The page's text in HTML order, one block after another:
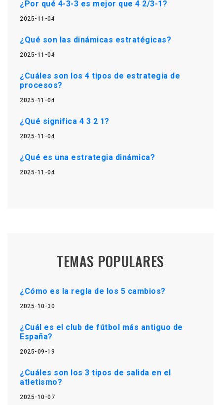
¿Por qué 4-3-3 es mejor que 4 2/3-1?
2025-11-04
¿Qué son las dinámicas estratégicas?
2025-11-04
¿Cuáles son los 4 tipos de estrategia de
procesos?
2025-11-04
¿Qué significa 4 3 2 1?
2025-11-04
¿Qué es una estrategia dinámica?
2025-11-04
TEMAS POPULARES
¿Cómo es la regla de los 5 cambios?
2025-10-30
¿Cuál es el club de fútbol más antiguo de
España?
2025-09-19
¿Cuáles son los 3 tipos de salida en el
atletismo?
2025-10-07